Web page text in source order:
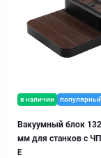
в наличии популярный
Вакуумный блок
мм для станков с
E